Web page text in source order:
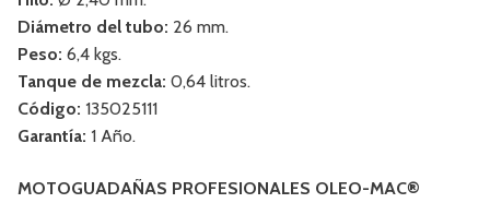
Diámetro del tubo: 26 mm.
Peso: 6,4 kgs.
Tanque de mezcla: 0,64 litros.
Código: 135025111
Garantía: 1 Año.
MOTOGUADAÑAS PROFESIONALES OLEO-MAC®